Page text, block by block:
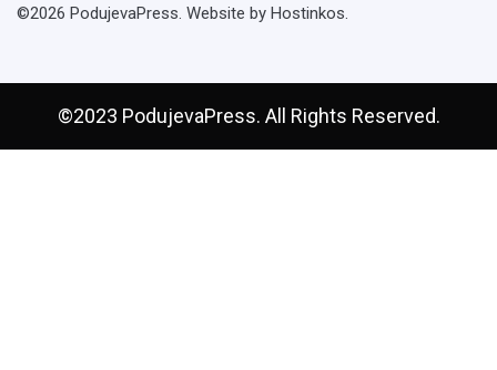
©2026 PodujevaPress. Website by Hostinkos.
©2023 PodujevaPress. All Rights Reserved.